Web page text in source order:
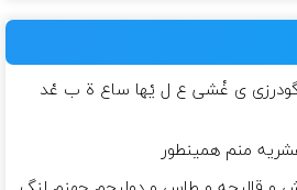
گودرزی ی غْشى ع ل یْها ساع ة ب عْد
منم همینطور